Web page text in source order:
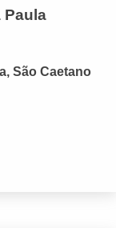
Paula
São Caetano